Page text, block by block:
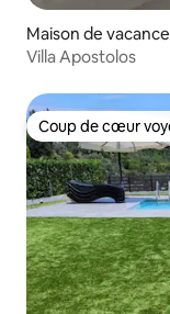
Maison de
Villa Apostolos
Coup de cœur
Coup de cœur